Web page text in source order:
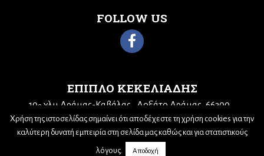
ΕΠΙΠΛΟ ΚΕΚΕΛΙΑΔΗΣ
10ο χλμ Δράμας-Καβάλας
Δοξάτο Δράμας, 66300
Τηλ: 25210 68943 Email:kekeliadis@otenet.gr
FOLLOW US
© 2019,Nick Sotiriadis
Χρήση της ιστοσελίδας σημαίνει ότι αποδέχεστε τη χρήση cookies για την
καλύτερη δυνατή εμπειρία στη σελίδα μας καθώς και για στατιστικούς
λόγους. Αποδοχή